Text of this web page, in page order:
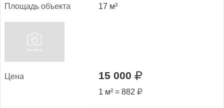
Пло­щадь объ­ек­та 17 м²
Це­на 15 000
1 м² = 882